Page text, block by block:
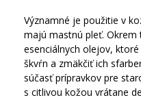
Významné je použitie v
majú mastnú pleť.
esenciálnych olejov,
škvŕn a zmäkčiť ich
súčasť prípravkov pre
s citlivou kožou vrátane